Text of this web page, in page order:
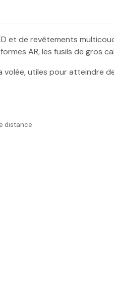
et de revêtements
AR, les fusils de gros
utiles pour atteindre
distance.